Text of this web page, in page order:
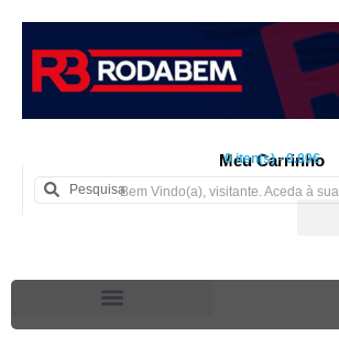
Meu Carrinho
0 iten(s) - 0.00€
Bem Vindo(a), visitante. Aceda à sua